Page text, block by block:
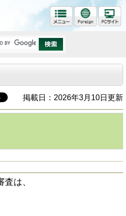
掲載日：2026年3月10日更新
は、